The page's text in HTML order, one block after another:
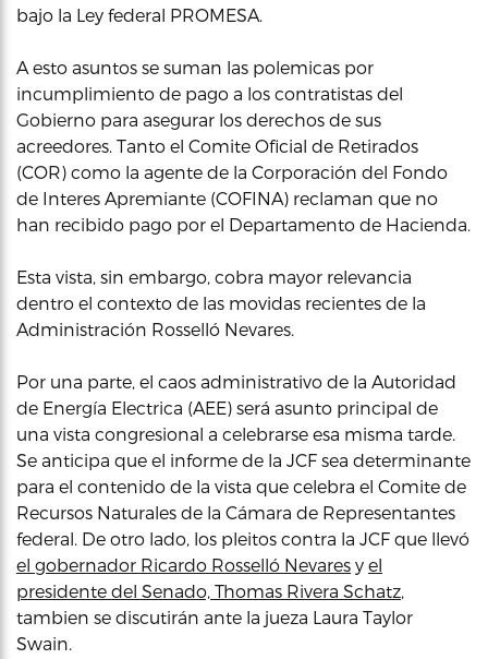
bajo la Ley federal PROMESA.
A esto asuntos se suman las polemicas por
incumplimiento de pago a los contratistas del
Gobierno para asegurar los derechos de sus
acreedores. Tanto el Comite Oficial de Retirados
(COR) como la agente de la Corporación del Fondo
de Interes Apremiante (COFINA) reclaman que no
han recibido pago por el Departamento de Hacienda.
Esta vista, sin embargo, cobra mayor relevancia
dentro el contexto de las movidas recientes de la
Administración Rosselló Nevares.
Por una parte, el caos administrativo de la Autoridad
de Energía Electrica (AEE) será asunto principal de
una vista congresional a celebrarse esa misma tarde.
Se anticipa que el informe de la JCF sea determinante
para el contenido de la vista que celebra el Comite de
Recursos Naturales de la Cámara de Representantes
federal. De otro lado, los pleitos contra la JCF que llevó
el gobernador Ricardo Rosselló Nevares y el
presidente del Senado, Thomas Rivera Schatz,
tambien se discutirán ante la jueza Laura Taylor
Swain.